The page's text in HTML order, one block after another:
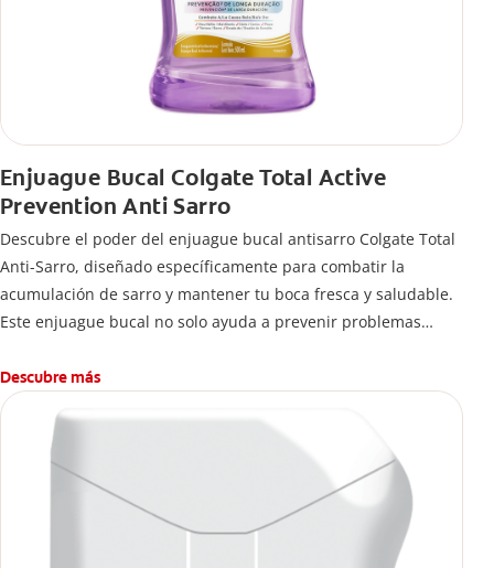
Enjuague Bucal Colgate Total Active
Prevention Anti Sarro
Descubre el poder del enjuague bucal antisarro Colgate Total
Anti-Sarro, diseñado específicamente para combatir la
acumulación de sarro y mantener tu boca fresca y saludable.
Este enjuague bucal no solo ayuda a prevenir problemas
Descubre más